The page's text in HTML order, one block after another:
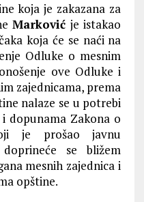
koja je zakazana za
Marković je istakao
koja će se naći na
Odluke o mesnim
ove Odluke i
zajednicama, prema
nalaze se u potrebi
dopunama Zakona o
je prošao javnu
se bližem
mesnih zajednica i
opštine.